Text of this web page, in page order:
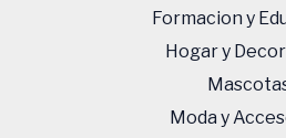
Formacion y
Hogar y
Moda y